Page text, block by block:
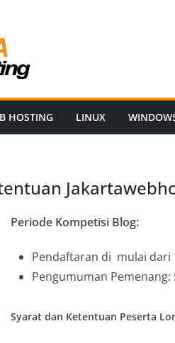
HOSTING LINUX
Periode Kompetisi Blog:
Pendaftaran di mulai dari
Pengumuman Pemenang:
Syarat dan Ketentuan Peserta